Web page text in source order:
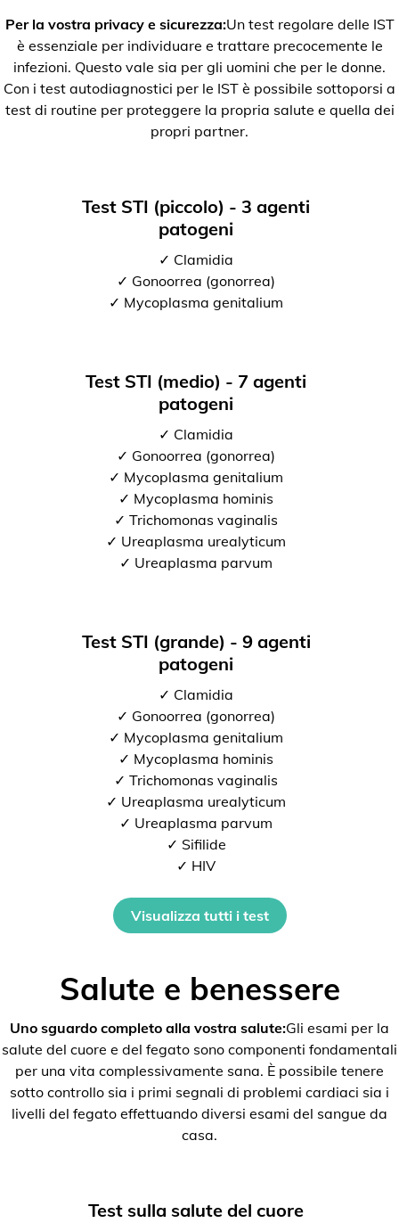
Per la vostra privacy e sicurezza:Un test regolare delle IST
è essenziale per individuare e trattare precocemente le
infezioni. Questo vale sia per gli uomini che per le donne.
Con i test autodiagnostici per le IST è possibile sottoporsi a
test di routine per proteggere la propria salute e quella dei
propri partner.
Test STI (piccolo) - 3 agenti
patogeni
✓ Clamidia
✓ Gonoorrea (gonorrea)
✓ Mycoplasma genitalium
Test STI (medio) - 7 agenti
patogeni
✓ Clamidia
✓ Gonoorrea (gonorrea)
✓ Mycoplasma genitalium
✓ Mycoplasma hominis
✓ Trichomonas vaginalis
✓ Ureaplasma urealyticum
✓ Ureaplasma parvum
Test STI (grande) - 9 agenti
patogeni
✓ Clamidia
✓ Gonoorrea (gonorrea)
✓ Mycoplasma genitalium
✓ Mycoplasma hominis
✓ Trichomonas vaginalis
✓ Ureaplasma urealyticum
✓ Ureaplasma parvum
✓ Sifilide
✓ HIV
Visualizza tutti i test
Salute e benessere
Uno sguardo completo alla vostra salute:Gli esami per la
salute del cuore e del fegato sono componenti fondamentali
per una vita complessivamente sana. È possibile tenere
sotto controllo sia i primi segnali di problemi cardiaci sia i
livelli del fegato effettuando diversi esami del sangue da
casa.
Test sulla salute del cuore